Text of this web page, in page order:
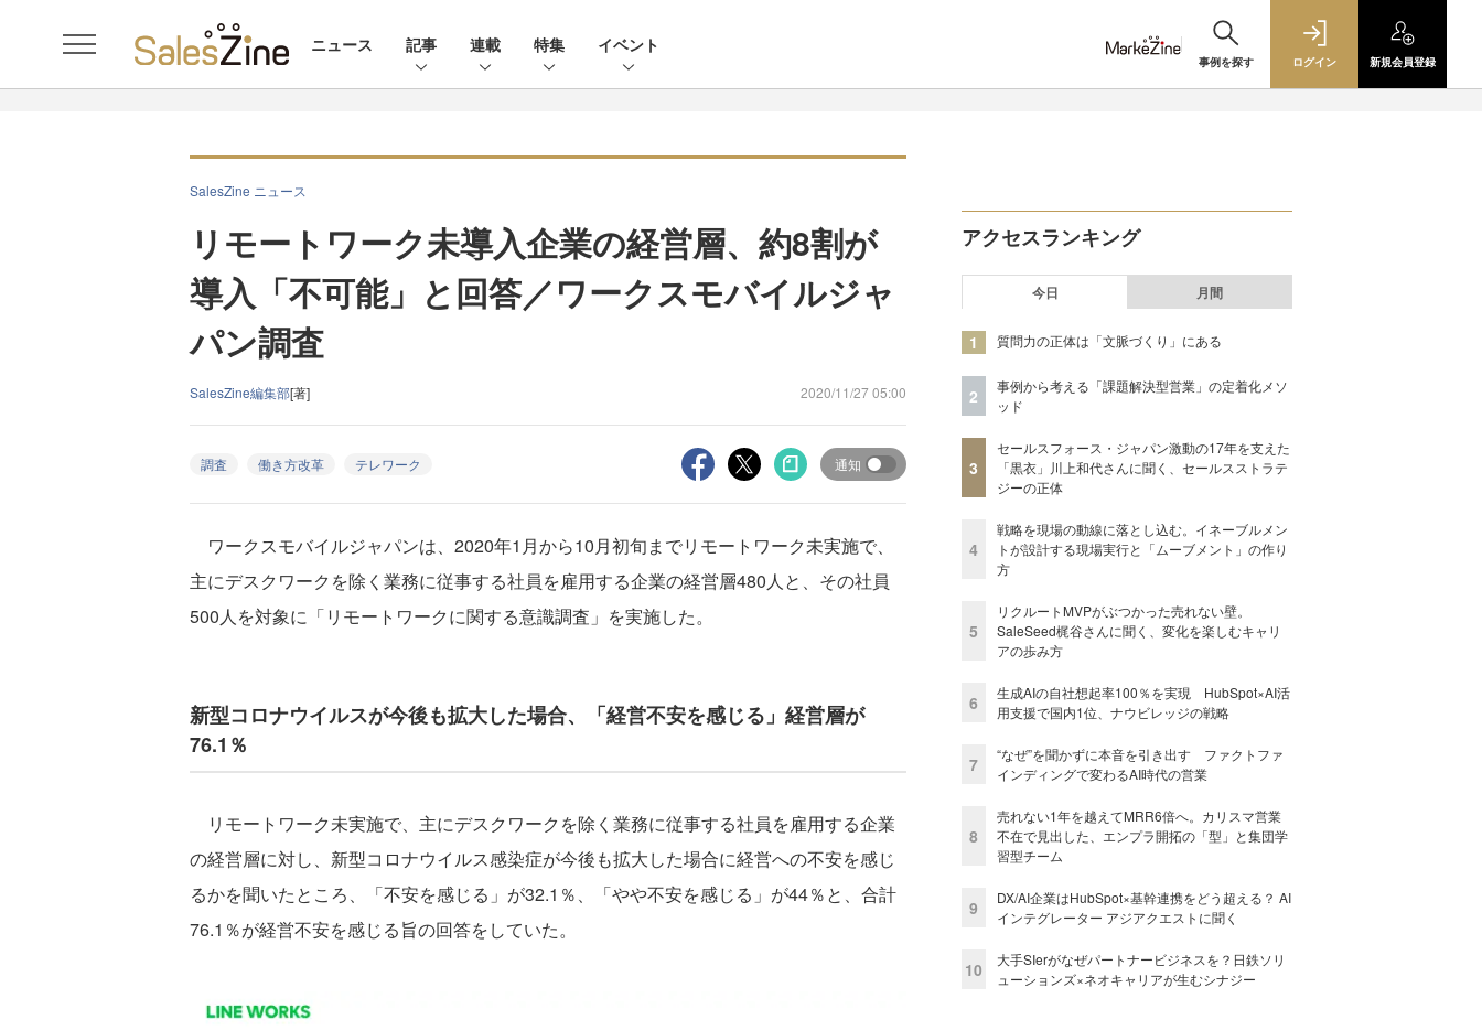
ニュース 記事 連載 特集 イベント
事例を探す ログイン 新規会員登録
SalesZine ニュース
リモートワーク未導入企業の経営層、約8割が
導入「不可能」と回答／ワークスモバイルジャ
パン調査
SalesZine編集部[著] 2020/11/27 05:00
調査 働き方改革 テレワーク 通知
ワークスモバイルジャパンは、2020年1月から10月初旬までリモートワーク未実施で、
主にデスクワークを除く業務に従事する社員を雇用する企業の経営層480人と、その社員
500人を対象に「リモートワークに関する意識調査」を実施した。
新型コロナウイルスが今後も拡大した場合、「経営不安を感じる」経営層が
76.1％
リモートワーク未実施で、主にデスクワークを除く業務に従事する社員を雇用する企業
の経営層に対し、新型コロナウイルス感染症が今後も拡大した場合に経営への不安を感じ
るかを聞いたところ、「不安を感じる」が32.1％、「やや不安を感じる」が44％と、合計
76.1％が経営不安を感じる旨の回答をしていた。
アクセスランキング
今日 月間
1 質問力の正体は「文脈づくり」にある
2
事例から考える「課題解決型営業」の定着化メソ
ッド
3
セールスフォース・ジャパン激動の17年を支えた
「黒衣」川上和代さんに聞く、セールスストラテ
ジーの正体
4
戦略を現場の動線に落とし込む。イネーブルメン
トが設計する現場実行と「ムーブメント」の作り
方
5
リクルートMVPがぶつかった売れない壁。
SaleSeed梶谷さんに聞く、変化を楽しむキャリ
アの歩み方
6
生成AIの自社想起率100％を実現 HubSpot×AI活
用支援で国内1位、ナウビレッジの戦略
7
“なぜ”を聞かずに本音を引き出す ファクトファ
インディングで変わるAI時代の営業
8
売れない1年を越えてMRR6倍へ。カリスマ営業
不在で見出した、エンプラ開拓の「型」と集団学
習型チーム
9
DX/AI企業はHubSpot×基幹連携をどう超える？ AI
インテグレーター アジアクエストに聞く
10
大手SIerがなぜパートナービジネスを？日鉄ソリ
ューションズ×ネオキャリアが生むシナジー